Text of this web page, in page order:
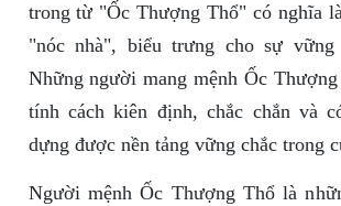
trong từ "Ốc Thượng Thổ" có nghĩa
"nóc nhà", biểu trưng cho sự
Những người mang mệnh Ốc
tính cách kiên định, chắc chắn và
dựng được nền tảng vững chắc trong
Người mệnh Ốc Thượng Thổ là